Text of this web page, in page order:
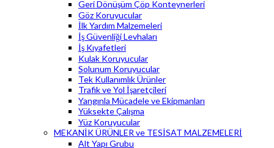
Geri Dönüşüm Çöp Konteynerleri
Göz Koruyucular
İlk Yardım Malzemeleri
İş Güvenliği Levhaları
İş Kıyafetleri
Kulak Koruyucular
Solunum Koruyucular
Tek Kullanımlık Ürünler
Trafik ve Yol İşaretçileri
Yangınla Mücadele ve Ekipmanları
Yüksekte Çalışma
Yüz Koruyucular
MEKANİK ÜRÜNLER ve TESİSAT MALZEMELERİ
Alt Yapı Grubu